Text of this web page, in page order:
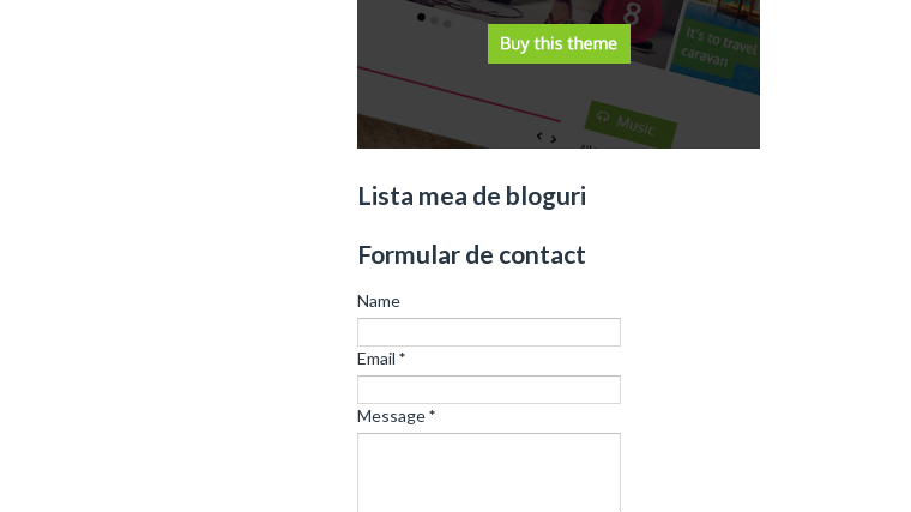
Lista mea de bloguri
Formular de contact
Name
Email *
Message*